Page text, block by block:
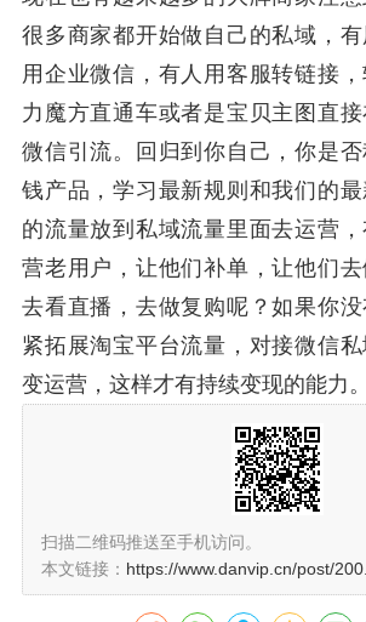
很多商家都开始做自己的私域，
用企业微信，有人用客服转链接，
力魔方直通车或者是宝贝主图直
微信引流。回归到你自己，你是
钱产品，学习最新规则和我们的
的流量放到私域流量里面去运营
营老用户，让他们补单，让他们
去看直播，去做复购呢？如果你
紧拓展淘宝平台流量，对接微信
变运营，这样才有持续变现的能力。
扫描二维码推送至手机访问。
本文链接： https://www.danvip.cn/post/